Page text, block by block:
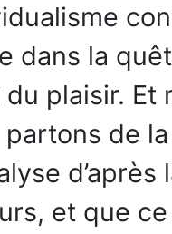
dans la
plaisir.
de
et que